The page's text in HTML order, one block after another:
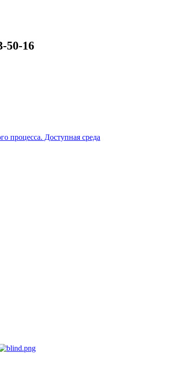
50-16
процесса. Доступная среда